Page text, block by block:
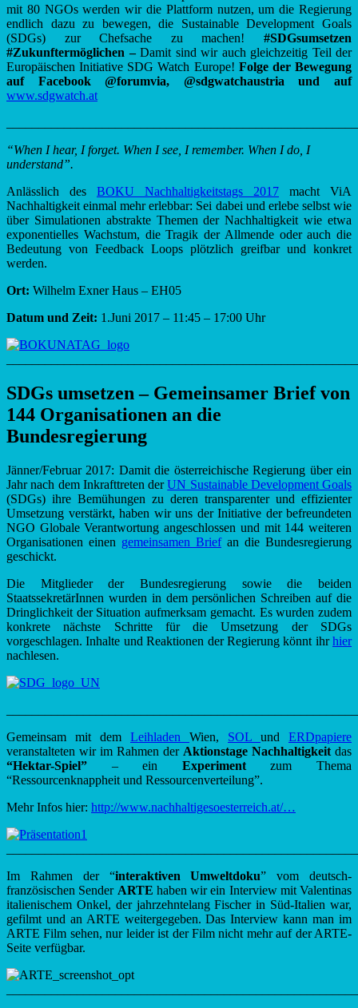
mit 80 NGOs werden wir die Plattform nutzen, um die Regierung
endlich dazu zu bewegen, die Sustainable Development Goals
(SDGs) zur Chefsache zu machen! #SDGsumsetzen
#Zukunftermöglichen – Damit sind wir auch gleichzeitig Teil der
Europäischen Initiative SDG Watch Europe! Folge der Bewegung
auf Facebook @forumvia, @sdgwatchaustria und auf
www.sdgwatch.at
“When I hear, I forget. When I see, I remember. When I do, I
understand”.
Anlässlich des BOKU Nachhaltigkeitstags 2017 macht ViA
Nachhaltigkeit einmal mehr erlebbar: Sei dabei und erlebe selbst wie
über Simulationen abstrakte Themen der Nachhaltigkeit wie etwa
exponentielles Wachstum, die Tragik der Allmende oder auch die
Bedeutung von Feedback Loops plötzlich greifbar und konkret
werden.
Ort: Wilhelm Exner Haus – EH05
Datum und Zeit: 1.Juni 2017 – 11:45 – 17:00 Uhr
SDGs umsetzen – Gemeinsamer Brief von
144 Organisationen an die
Bundesregierung
Jänner/Februar 2017: Damit die österreichische Regierung über ein
Jahr nach dem Inkrafttreten derUN Sustainable Development Goals
(SDGs) ihre Bemühungen zu deren transparenter und effizienter
Umsetzung verstärkt, haben wir uns der Initiative der befreundeten
NGO Globale Verantwortung angeschlossen und mit 144 weiteren
Organisationen einen gemeinsamen Briefan die Bundesregierung
geschickt.
Die Mitglieder der Bundesregierung sowie die beiden
StaatssekretärInnen wurden in dem persönlichen Schreiben auf die
Dringlichkeit der Situation aufmerksam gemacht. Es wurden zudem
konkrete nächste Schritte für die Umsetzung der SDGs
vorgeschlagen. Inhalte und Reaktionen der Regierung könnt ihrhier
nachlesen.
Gemeinsam mit dem Leihladen Wien, SOL und ERDpapiere
veranstalteten wir im Rahmen der Aktionstage Nachhaltigkeit das
“Hektar-Spiel” – ein Experimentzum Thema
“Ressourcenknappheit und Ressourcenverteilung”.
Mehr Infos hier: http://www.nachhaltigesoesterreich.at/…
Im Rahmen der “interaktiven Umweltdoku” vom deutsch-
französischen Sender ARTE haben wir ein Interview mit Valentinas
italienischem Onkel, der jahrzehntelang Fischer in Süd-Italien war,
gefilmt und an ARTE weitergegeben. Das Interview kann man im
ARTE Film sehen, nur leider ist der Film nicht mehr auf der ARTE-
Seite verfügbar.